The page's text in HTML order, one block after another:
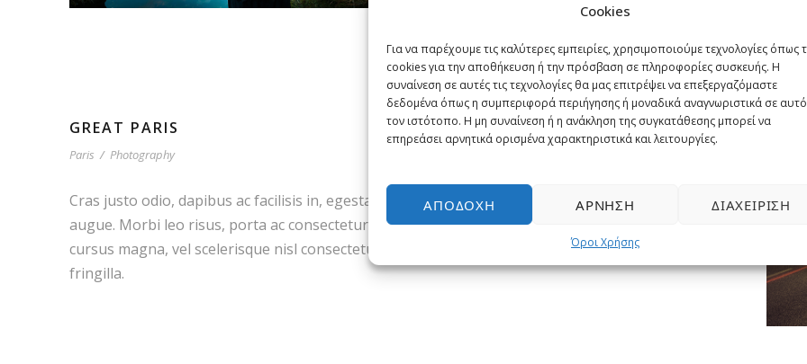
Cookies
Για να παρέχουμε τις καλύτερες εμπειρίες, χρησιμοποιούμε τεχνολογίες όπως
cookies για την αποθήκευση ή την πρόσβαση σε πληροφορίες συσκευής. Η
συναίνεση σε αυτές τις τεχνολογίες θα μας επιτρέψει να επεξεργαζόμαστε
δεδομένα όπως η συμπεριφορά περιήγησης ή μοναδικά αναγνωριστικά σε
τον ιστότοπο. Η μη συναίνεση ή η ανάκληση της συγκατάθεσης μπορεί να
επηρεάσει αρνητικά ορισμένα χαρακτηριστικά και λειτουργίες.
ΑΠΟΔΟΧΉ ΆΡΝΗΣΗ ΔΙΑΧΕΊΡΙΣΗ
Όροι Χρήσης
GREAT PARIS
Paris / Photography
Cras justo odio, dapibus ac facilisis in, egestas eget quam. Nulla vitae elit libero, a pharetra
augue. Morbi leo risus, porta ac consectetur ac, vestibulum at eros. Praesent commodo
cursus magna, vel scelerisque nisl consectetur et. Donec ullamcorper nulla non metus auctor
fringilla.